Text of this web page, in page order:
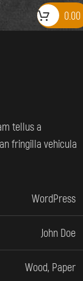
0.00
tellus a
fringilla vehicula
WordPress
John Doe
Wood, Paper